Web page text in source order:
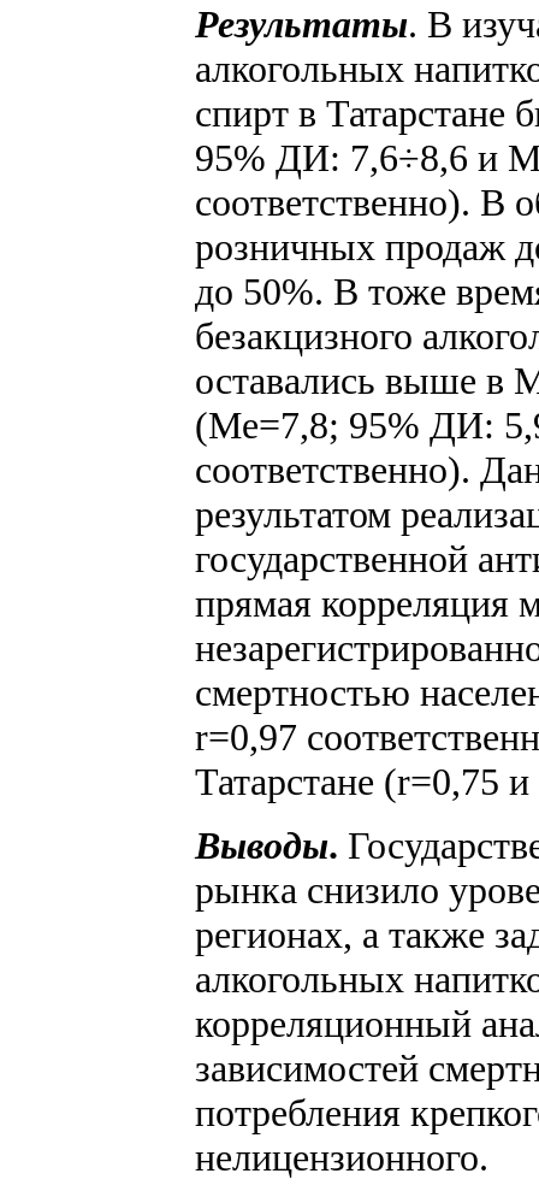
Результаты. В
алкогольных
спирт в
95% ДИ: 7,6÷8,6 и
соответственно). В
розничных продаж
до 50%. В тоже
безакцизного
оставались выше в
(Me=7,8; 95% ДИ:
соответственно).
результатом
государственной
прямая корреляция
смертностью
r=0,97
Татарстане (r=0,75
Выводы.
рынка снизило
регионах, а также
алкогольных
корреляционный
зависимостей
потребления
нелицензионного.